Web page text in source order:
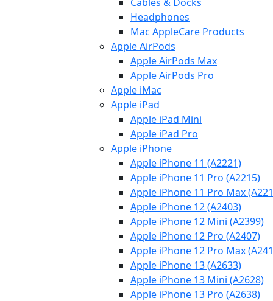
Headphones
Mac AppleCare Products
Apple AirPods
Apple AirPods Max
Apple AirPods Pro
Apple iMac
Apple iPad
Apple iPad Mini
Apple iPad Pro
Apple iPhone
Apple iPhone 11 (A2221)
Apple iPhone 11 Pro (A2215)
Apple iPhone 11 Pro Max
Apple iPhone 12 (A2403)
Apple iPhone 12 Mini (A2399)
Apple iPhone 12 Pro (A2407)
Apple iPhone 12 Pro Max
Apple iPhone 13 (A2633)
Apple iPhone 13 Mini (A2628)
Apple iPhone 13 Pro (A2638)